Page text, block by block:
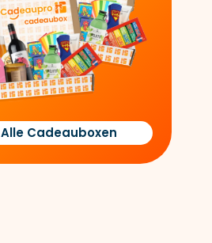
Alle Cadeauboxen